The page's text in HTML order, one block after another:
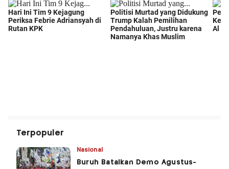
Terpopuler
Nasional
Buruh Batalkan Demo Agustus-